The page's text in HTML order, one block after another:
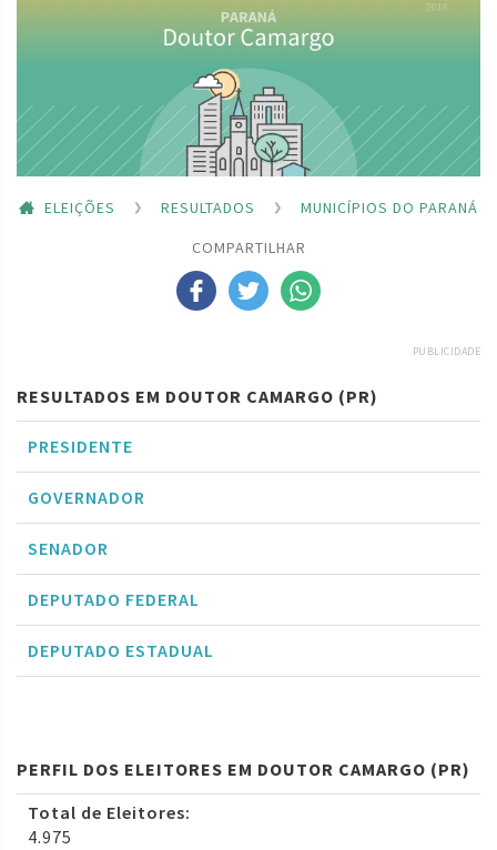
ELEIÇÕES RESULTADOS
MUNICÍPIOS DO PARANÁ
COMPARTILHAR
PUBLICIDADE
RESULTADOS EM DOUTOR CAMARGO (PR)
PRESIDENTE
GOVERNADOR
SENADOR
DEPUTADO FEDERAL
DEPUTADO ESTADUAL
PERFIL DOS ELEITORES EM DOUTOR CAMARGO (PR)
Total de Eleitores:
4.975